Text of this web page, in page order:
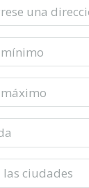
las ciudades